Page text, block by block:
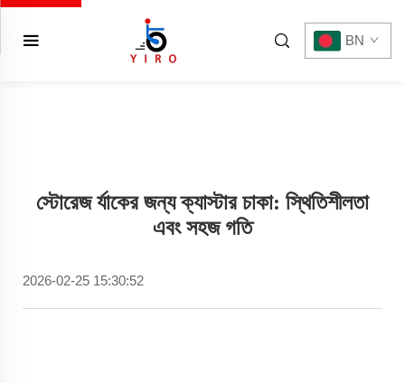
BN
স্টোরেজ র্যাকের জন্য ক্যাস্টার চাকা: স্থিতিশীলতা
এবং সহজ গতি
2026-02-25 15:30:52